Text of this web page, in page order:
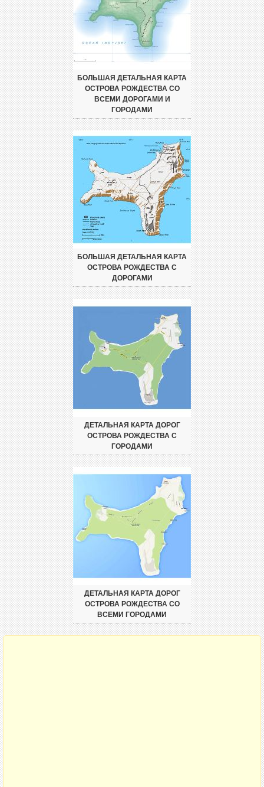
БОЛЬШАЯ ДЕТАЛЬНАЯ КАРТА
ОСТРОВА РОЖДЕСТВА СО
ВСЕМИ ДОРОГАМИ И
ГОРОДАМИ
БОЛЬШАЯ ДЕТАЛЬНАЯ КАРТА
ОСТРОВА РОЖДЕСТВА С
ДОРОГАМИ
ДЕТАЛЬНАЯ КАРТА ДОРОГ
ОСТРОВА РОЖДЕСТВА С
ГОРОДАМИ
ДЕТАЛЬНАЯ КАРТА ДОРОГ
ОСТРОВА РОЖДЕСТВА СО
ВСЕМИ ГОРОДАМИ